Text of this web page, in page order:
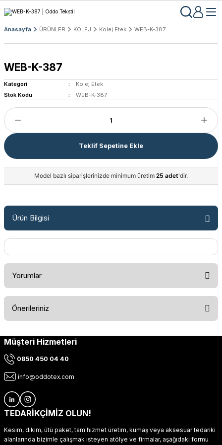
Anasayfa ÜRÜNLER KOLEJ Kolej Etek WEB-K-387
WEB-K-387
Kategori
Kolej Etek
Stok Kodu
WEB-K-387
Teklif Sepetine Ekle
Model bazlı siparişlerinizde minimum üretim 25 adet'dir.
Ürün Bilgisi
Yorumlar
Önerileriniz
Bu ürünün fiyat bilgisi, resim, ürün açıklamalarında ve diğer
kullanarak tarafımıza iletebilirsiniz.
Ürün resmi kalitesiz, bozuk veya görüntülenemiyor.
Ürün açıklamasında eksik bilgiler bulunuyor.
Ürün fiyatı diğer sitelerden daha pahalı.
Müşteri Hizmetleri
0850 450 04 40
info@oddotex.com
TEDARİKÇİMİZ OLUN!
Kesim, dikim, ütü paket, tam hizmet üretim, kumaş veya aksesuar tedariki
alanlarında bizimle çalışmak isteyen atölye ve firmalar, aşağıdaki formu